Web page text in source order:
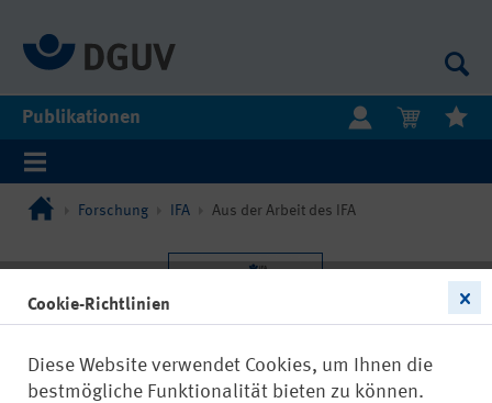
Publikationen
Forschung IFA Aus der Arbeit des IFA
Cookie-Richtlinien
Diese Website verwendet Cookies, um Ihnen die
bestmögliche Funktionalität bieten zu können.